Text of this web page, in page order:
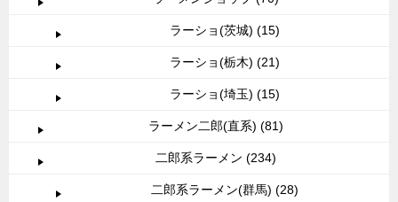
ラーショ(茨城) (15)
ラーショ(栃木) (21)
ラーショ(埼玉) (15)
ラーメン二郎(直系) (81)
二郎系ラーメン (234)
二郎系ラーメン(群馬) (28)